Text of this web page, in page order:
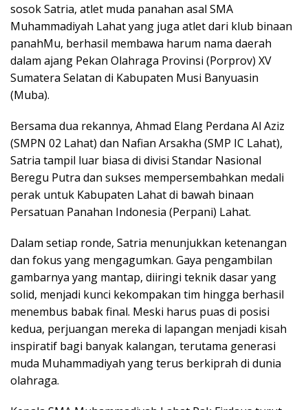
sosok Satria, atlet muda panahan asal SMA
Muhammadiyah Lahat yang juga atlet dari klub binaan
panahMu, berhasil membawa harum nama daerah
dalam ajang Pekan Olahraga Provinsi (Porprov) XV
Sumatera Selatan di Kabupaten Musi Banyuasin
(Muba).
Bersama dua rekannya, Ahmad Elang Perdana Al Aziz
(SMPN 02 Lahat) dan Nafian Arsakha (SMP IC Lahat),
Satria tampil luar biasa di divisi Standar Nasional
Beregu Putra dan sukses mempersembahkan medali
perak untuk Kabupaten Lahat di bawah binaan
Persatuan Panahan Indonesia (Perpani) Lahat.
Dalam setiap ronde, Satria menunjukkan ketenangan
dan fokus yang mengagumkan. Gaya pengambilan
gambarnya yang mantap, diiringi teknik dasar yang
solid, menjadi kunci kekompakan tim hingga berhasil
menembus babak final. Meski harus puas di posisi
kedua, perjuangan mereka di lapangan menjadi kisah
inspiratif bagi banyak kalangan, terutama generasi
muda Muhammadiyah yang terus berkiprah di dunia
olahraga.